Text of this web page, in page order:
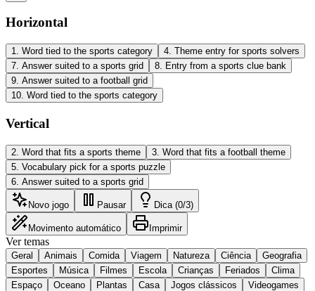
Horizontal
1. Word tied to the sports category 4. Theme entry for sports solvers
7. Answer suited to a sports grid 8. Entry from a sports clue bank
9. Answer suited to a football grid
10. Word tied to the sports category
Vertical
2 Word that fits a sports theme 3 Word that fits a football theme
5 Vocabulary pick for a sports puzzle
6 Answer suited to a sports grid
Novo jogo Pausar Dica (0/3)
Movimento automático Imprimir
Ver temas
Geral Animais Comida Viagem Natureza Ciência
Geografia
Esportes
Música Filmes Escola Crianças Feriados
Clima
Espaço
Oceano Plantas Casa Jogos clássicos Videogames